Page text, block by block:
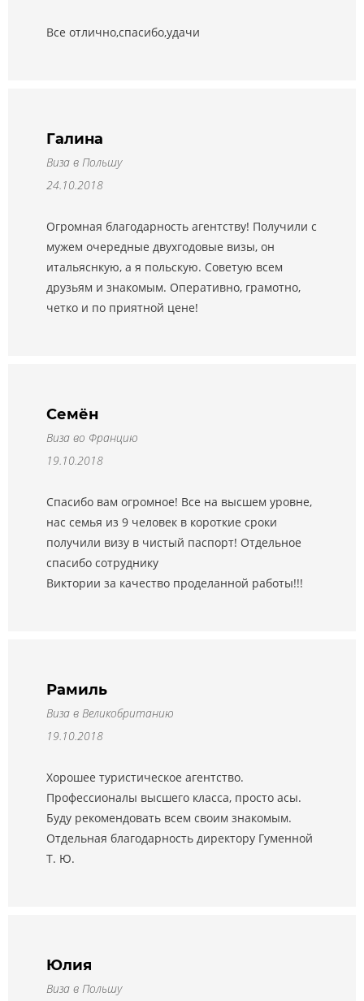
Все отлично,спасибо,удачи
Галина
Виза в Польшу
24.10.2018
Огромная благодарность агентству! Получили с
мужем очередные двухгодовые визы, он
итальяснкую, а я польскую. Советую всем
друзьям и знакомым. Оперативно, грамотно,
четко и по приятной цене!
Семён
Виза во Францию
19.10.2018
Спасибо вам огромное! Все на высшем уровне,
нас семья из 9 человек в короткие сроки
получили визу в чистый паспорт! Отдельное
спасибо сотруднику
Виктории за качество проделанной работы!!!
Рамиль
Виза в Великобританию
19.10.2018
Хорошее туристическое агентство.
Профессионалы высшего класса, просто асы.
Буду рекомендовать всем своим знакомым.
Отдельная благодарность ди⁠ректору Гуменной
Т. Ю.
Юлия
Виза в Польшу